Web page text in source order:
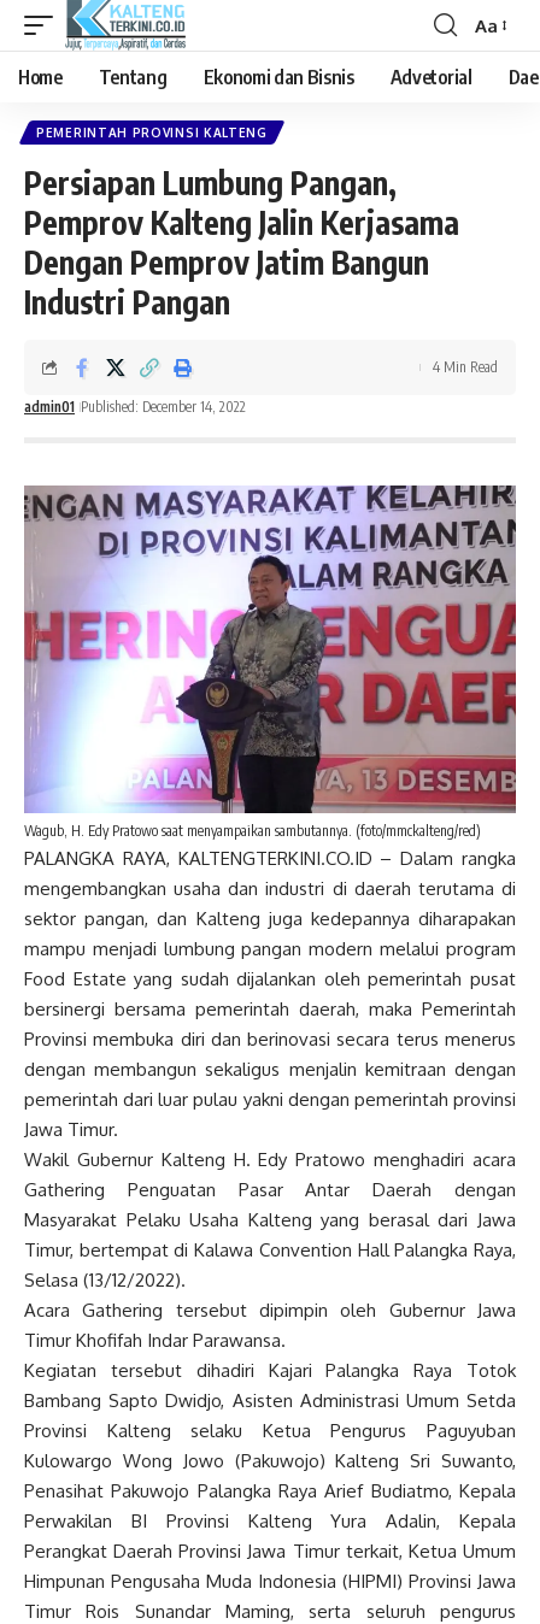
Font
Resizer
Aa
Home Tentang Ekonomi dan Bisnis Advetorial
PEMERINTAH PROVINSI KALTENG
Persiapan Lumbung Pangan,
Pemprov Kalteng Jalin Kerjasama
Dengan Pemprov Jatim Bangun
Industri Pangan
admin01 Published: December 14, 2022
4 Min Read
Wagub, H. Edy Pratowo saat menyampaikan sambutannya. (foto/mmckalteng/red)
PALANGKA RAYA, KALTENGTERKINI.CO.ID – Dalam rangka
mengembangkan usaha dan industri di daerah terutama di
sektor pangan, dan Kalteng juga kedepannya diharapakan
mampu menjadi lumbung pangan modern melalui program
Food Estate yang sudah dijalankan oleh pemerintah pusat
bersinergi bersama pemerintah daerah, maka Pemerintah
Provinsi membuka diri dan berinovasi secara terus menerus
dengan membangun sekaligus menjalin kemitraan dengan
pemerintah dari luar pulau yakni dengan pemerintah provinsi
Jawa Timur.
Wakil Gubernur Kalteng H. Edy Pratowo menghadiri acara
Gathering Penguatan Pasar Antar Daerah dengan
Masyarakat Pelaku Usaha Kalteng yang berasal dari Jawa
Timur, bertempat di Kalawa Convention Hall Palangka Raya,
Selasa (13/12/2022).
Acara Gathering tersebut dipimpin oleh Gubernur Jawa
Timur Khofifah Indar Parawansa.
Kegiatan tersebut dihadiri Kajari Palangka Raya Totok
Bambang Sapto Dwidjo, Asisten Administrasi Umum Setda
Provinsi Kalteng selaku Ketua Pengurus Paguyuban
Kulowargo Wong Jowo (Pakuwojo) Kalteng Sri Suwanto,
Penasihat Pakuwojo Palangka Raya Arief Budiatmo, Kepala
Perwakilan BI Provinsi Kalteng Yura Adalin, Kepala
Perangkat Daerah Provinsi Jawa Timur terkait, Ketua Umum
Himpunan Pengusaha Muda Indonesia (HIPMI) Provinsi Jawa
Timur Rois Sunandar Maming, serta seluruh pengurus